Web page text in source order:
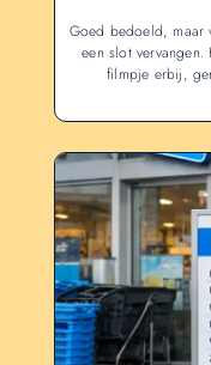
Goed bedoeld, maar
een slot vervangen.
filmpje erbij,